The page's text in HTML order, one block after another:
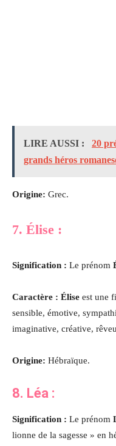
LIRE AUSSI :
20
grands héros
Origine: Grec.
7. Élise :
Signification : Le prénom
Caractère : Élise est une
sensible, émotive,
imaginative, créative,
Origine: Hébraïque.
8. Léa :
Signification : Le prénom
lionne de la sagesse » en